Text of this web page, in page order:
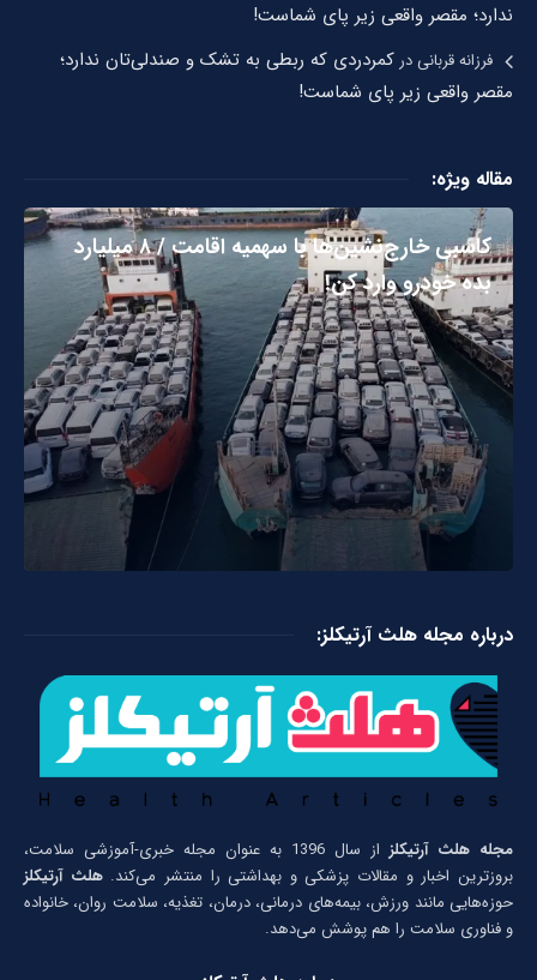
ندارد؛ مقصر واقعی زیر پای شماست!
فرزانه قربانیدر کمردردی که ربطی به تشک و صندلی‌تان ندارد؛
مقصر واقعی زیر پای شماست!
مقاله ویژه:
کاسبی خارج‌نشین‌ها با سهمیه اقامت / ۸ میلیارد
بده خودرو وارد کن!
درباره مجله هلث آرتیکلز:
مجله هلث آرتیکلز
از سال 1396 به عنوان مجله خبری-آموزشی سلامت،
بروزترین اخبار و مقالات پزشکی و بهداشتی را منتشر می‌کند.هلث آرتیکلز
حوزه‌هایی مانند ورزش، بیمه‌های درمانی، درمان، تغذیه، سلامت روان، خانواده
و فناوری سلامت را هم پوشش می‌دهد.